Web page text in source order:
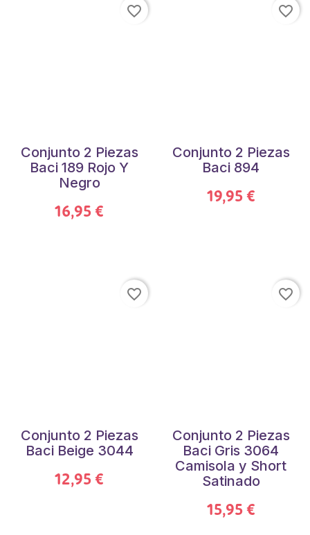
Conjunto 2 Piezas
Baci 189 Rojo Y
Negro
16,95 €
favorite_border
Conjunto 2 Piezas
Baci 894
19,95 €
favorite_border
Conjunto 2 Piezas
Baci Beige 3044
12,95 €
favorite_border
Conjunto 2 Piezas
Baci Gris 3064
Camisola y Short
Satinado
15,95 €
favorite_border